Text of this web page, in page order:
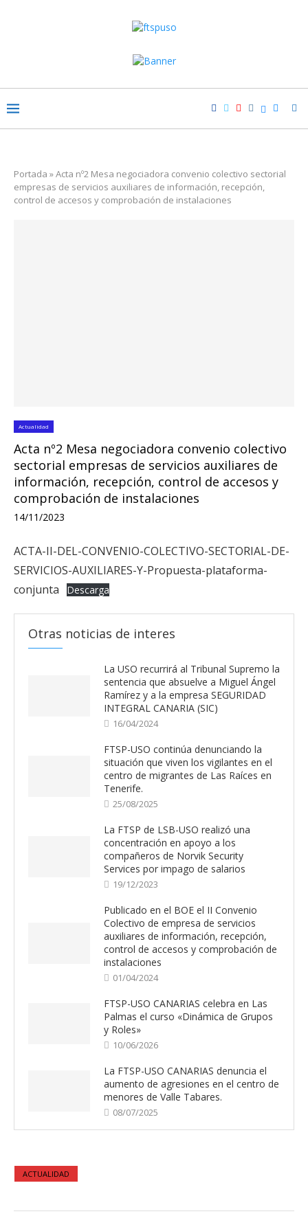
Portada »Acta nº2 Mesa negociadora convenio colectivo sectorial
empresas de servicios auxiliares de información, recepción,
control de accesos y comprobación de instalaciones
Actualidad
Acta nº2 Mesa negociadora convenio colectivo
sectorial empresas de servicios auxiliares de
información, recepción, control de accesos y
comprobación de instalaciones
14/11/2023
ACTA-II-DEL-CONVENIO-COLECTIVO-SECTORIAL-DE-
SERVICIOS-AUXILIARES-Y-Propuesta-plataforma-
conjunta
Descarga
Otras noticias de interes
La USO recurrirá al Tribunal Supremo la
sentencia que absuelve a Miguel Ángel
Ramírez y a la empresa SEGURIDAD
INTEGRAL CANARIA (SIC)
16/04/2024
FTSP-USO continúa denunciando la
situación que viven los vigilantes en el
centro de migrantes de Las Raíces en
Tenerife.
25/08/2025
La FTSP de LSB-USO realizó una
concentración en apoyo a los
compañeros de Norvik Security
Services por impago de salarios
19/12/2023
Publicado en el BOE el II Convenio
Colectivo de empresa de servicios
auxiliares de información, recepción,
control de accesos y comprobación de
instalaciones
01/04/2024
FTSP-USO CANARIAS celebra en Las
Palmas el curso «Dinámica de Grupos
y Roles»
10/06/2026
La FTSP-USO CANARIAS denuncia el
aumento de agresiones en el centro de
menores de Valle Tabares.
08/07/2025
ACTUALIDAD